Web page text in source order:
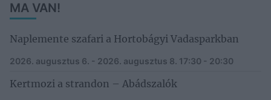
MA VAN!
Naplemente szafari a Hortobágyi Vadasparkban
2026. augusztus 6. - 2026. augusztus 8. 17:30 - 20:30
Kertmozi a strandon – Abádszalók